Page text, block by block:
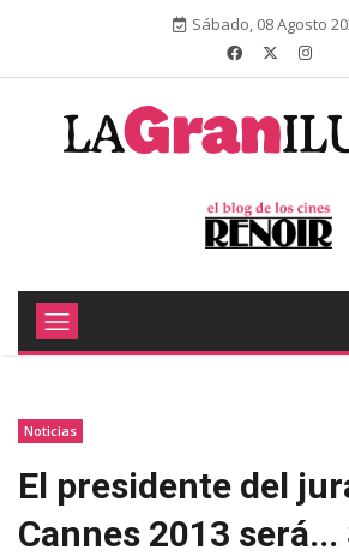
Sábado, 08 Agosto
Noticias
El presidente del
Cannes 2013 será...